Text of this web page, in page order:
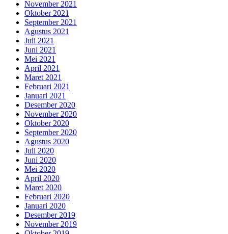
November 2021
Oktober 2021
September 2021
Agustus 2021
Juli 2021
Juni 2021
Mei 2021
April 2021
Maret 2021
Februari 2021
Januari 2021
Desember 2020
November 2020
Oktober 2020
September 2020
Agustus 2020
Juli 2020
Juni 2020
Mei 2020
April 2020
Maret 2020
Februari 2020
Januari 2020
Desember 2019
November 2019